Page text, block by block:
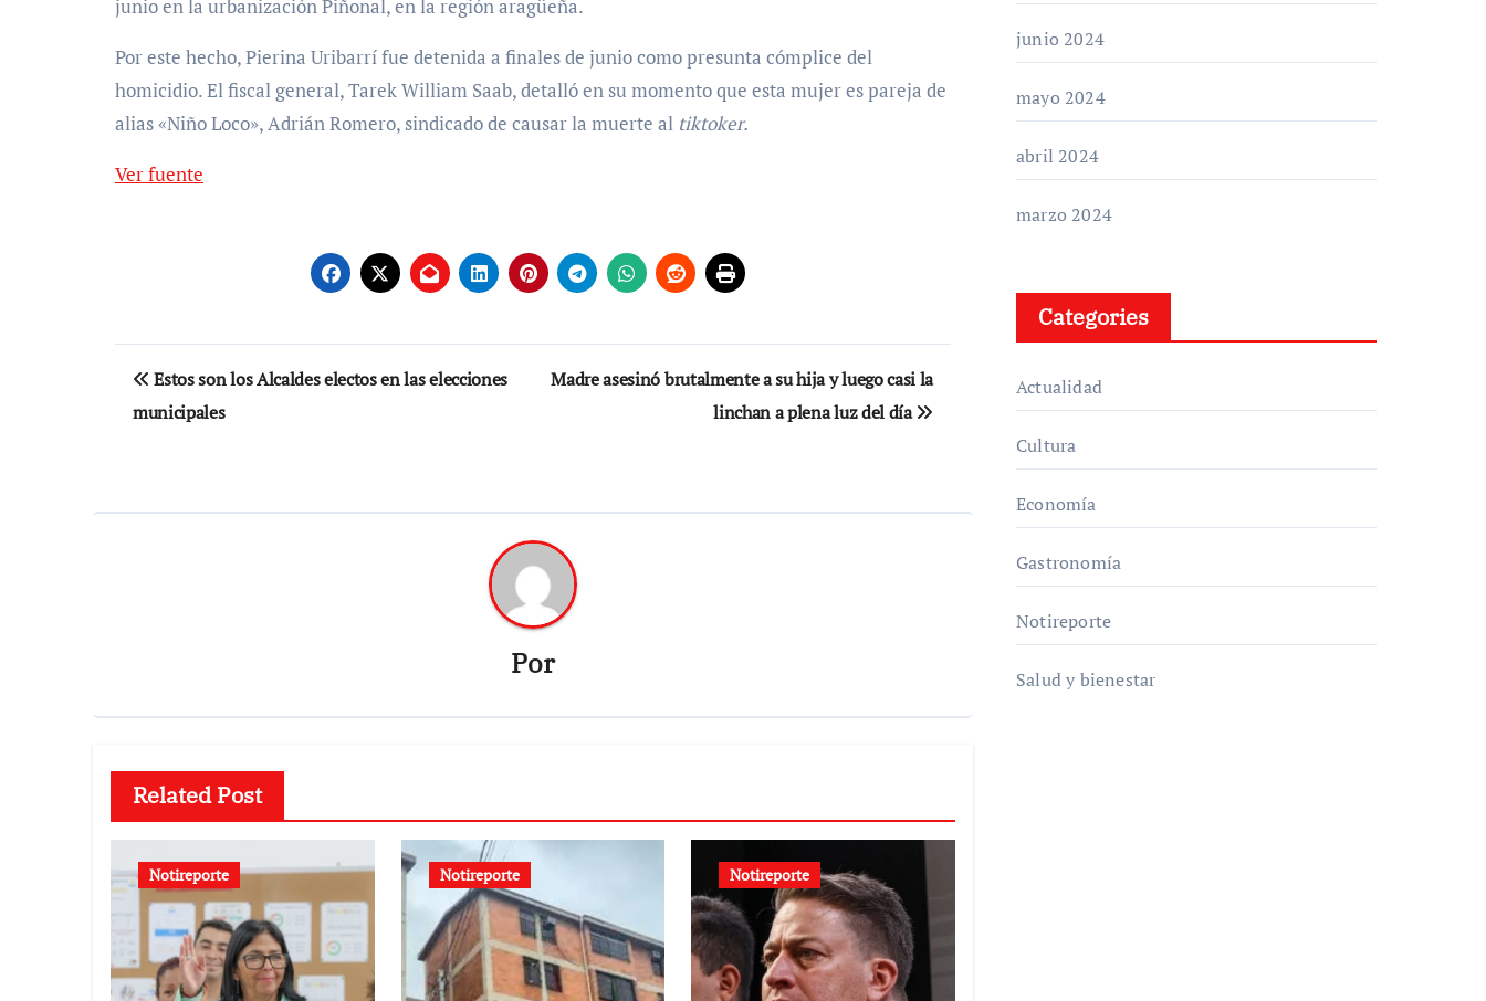
junio en la urbanización Piñonal, en la región aragüeña.
Por este hecho, Pierina Uribarrí fue detenida a finales de junio como presunta cómplice del
homicidio. El fiscal general, Tarek William Saab, detalló en su momento que esta mujer es pareja de
alias «Niño Loco», Adrián Romero, sindicado de causar la muerte al tiktoker.
Ver fuente
Navegación
de
Estos son los Alcaldes electos en las elecciones
municipales
Madre asesinó brutalmente a su hija y luego casi la
linchan a plena luz del día
Por
Related Post
Notireporte Notireporte Notireporte
junio 2024
mayo 2024
abril 2024
marzo 2024
Categories
Actualidad
Cultura
Economía
Gastronomía
Notireporte
Salud y bienestar